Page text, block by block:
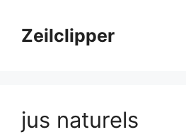
contenuZeilclipper
jus naturels